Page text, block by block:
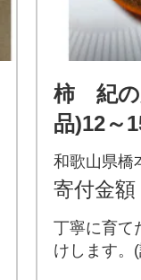
柿 紀の
品)12～
和歌山県橋
寄付金額
丁寧に育て
けします。